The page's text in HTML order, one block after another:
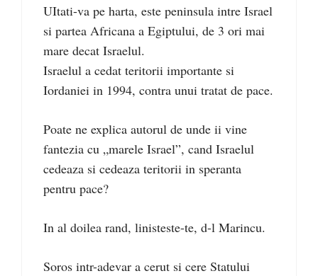
UItati-va pe harta, este peninsula intre Israel
si partea Africana a Egiptului, de 3 ori mai
mare decat Israelul.
Israelul a cedat teritorii importante si
Iordaniei in 1994, contra unui tratat de pace.
Poate ne explica autorul de unde ii vine
fantezia cu „marele Israel”, cand Israelul
cedeaza si cedeaza teritorii in speranta
pentru pace?
In al doilea rand, linisteste-te, d-l Marincu.
Soros intr-adevar a cerut si cere Statului